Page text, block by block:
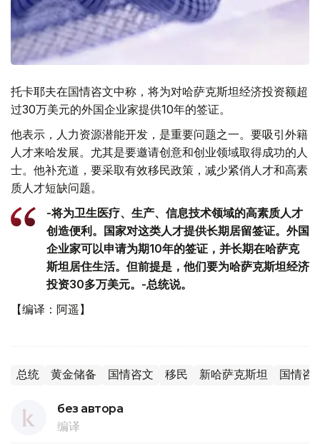
托卡耶夫在国情咨文中称，将为对哈萨克斯坦经济投资额超
过30万美元的外国企业家提供10年的签证。
他表示，人力资源潜能开发，是重要问题之一。要吸引外籍
人才来哈发展。尤其是要邀请创意和创业领域取得成功的人
士。他补充道，要采取有效移民政策，减少紧俏人才和高素
质人才短缺问题。
-将为卫生医疗、生产、信息技术领域的高素质人才
创造便利。国家对这类人才提供长期居留签证。外国
企业家可以申请为期10年的签证，并长期在哈萨克
斯坦居住生活。但前提是，他们要为哈萨克斯坦经济
投资30多万美元。-总统说。
【编译：阿遥】
总统 黄金储备 国情咨文 移民 新哈萨克斯坦 国情咨
без автора
编译